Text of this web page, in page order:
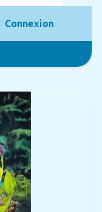
Connexion